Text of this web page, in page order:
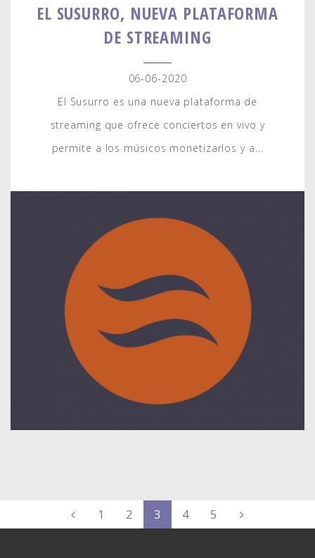
EL SUSURRO, NUEVA PLATAFORMA
DE STREAMING
06-06-2020
El Susurro es una nueva plataforma de
streaming que ofrece conciertos en vivo y
permite a los músicos monetizarlos y a...
1 2 3 4 5